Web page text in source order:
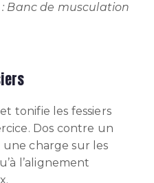
Banc de musculation
tonifie les fessiers
Dos contre un
une charge sur les
l’alignement